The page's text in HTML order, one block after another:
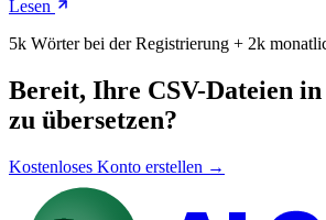
Lesen
5k Wörter bei der Registrierung + 2k
Bereit, Ihre CSV-Dateien
zu übersetzen?
Kostenloses Konto erstellen →